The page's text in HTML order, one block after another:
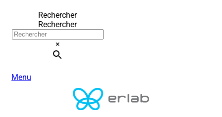
Rechercher
Rechercher
×
Menu